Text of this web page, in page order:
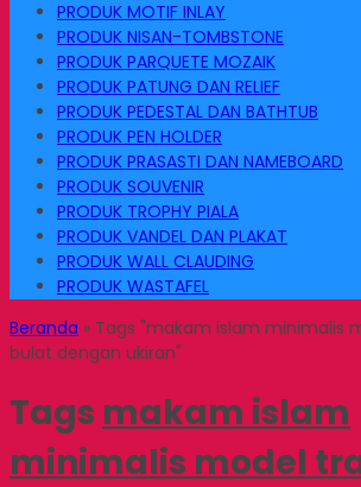
PRODUK MOTIF INLAY
PRODUK NISAN-TOMBSTONE
PRODUK PARQUETE MOZAIK
PRODUK PATUNG DAN RELIEF
PRODUK PEDESTAL DAN BATHTUB
PRODUK PEN HOLDER
PRODUK PRASASTI DAN NAMEBOARD
PRODUK SOUVENIR
PRODUK TROPHY PIALA
PRODUK VANDEL DAN PLAKAT
PRODUK WALL CLAUDING
PRODUK WASTAFEL
Beranda » Tags "makam islam minimalis
bulat dengan ukiran"
Tags makam islam
minimalis model